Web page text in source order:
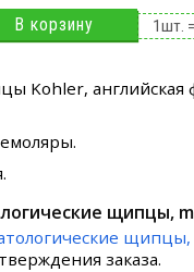
В корзину 1шт. =
Kohler,
щипцы,
щипцы,
заказа.